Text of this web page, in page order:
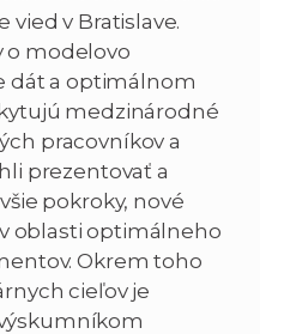
vied v Bratislave.
o modelovo
dát a optimálnom
medzinárodné
pracovníkov a
prezentovať a
pokroky, nové
oblasti optimálneho
Okrem toho
cieľov je